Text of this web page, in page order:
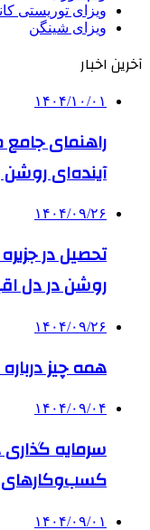
ویزای توریستی
ویزای شینگن
آخرین اخبار
۱۴۰۴/۱۰/۰۱
راهنمای جامع
آینده‌ای روشن
۱۴۰۴/۰۹/۲۶
تحصیل در
روشن در دل
۱۴۰۴/۰۹/۲۶
همه چیز
۱۴۰۴/۰۹/۰۴
سرمایه
۱۴۰۴/۰۹/۰۱